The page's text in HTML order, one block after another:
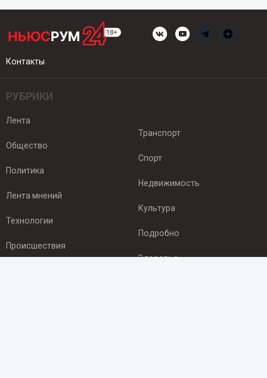
Контакты
РУБРИКИ
Лента
Общество
Политика
Лента мнений
Технологии
Происшествия
Транспорт
Спорт
Недвижимость
Культура
Подробно
Здоровье